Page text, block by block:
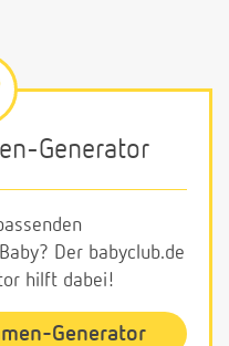
Generator
Der babyclub.de
hilft dabei!
Generator